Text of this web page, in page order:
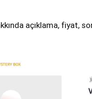
açıklama, fiyat,